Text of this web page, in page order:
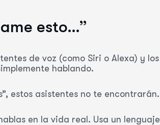
esto…”
de voz (como Siri o Alexa) y los
hablando.
estos asistentes no te encontrarán.
en la vida real. Usa un lenguaje